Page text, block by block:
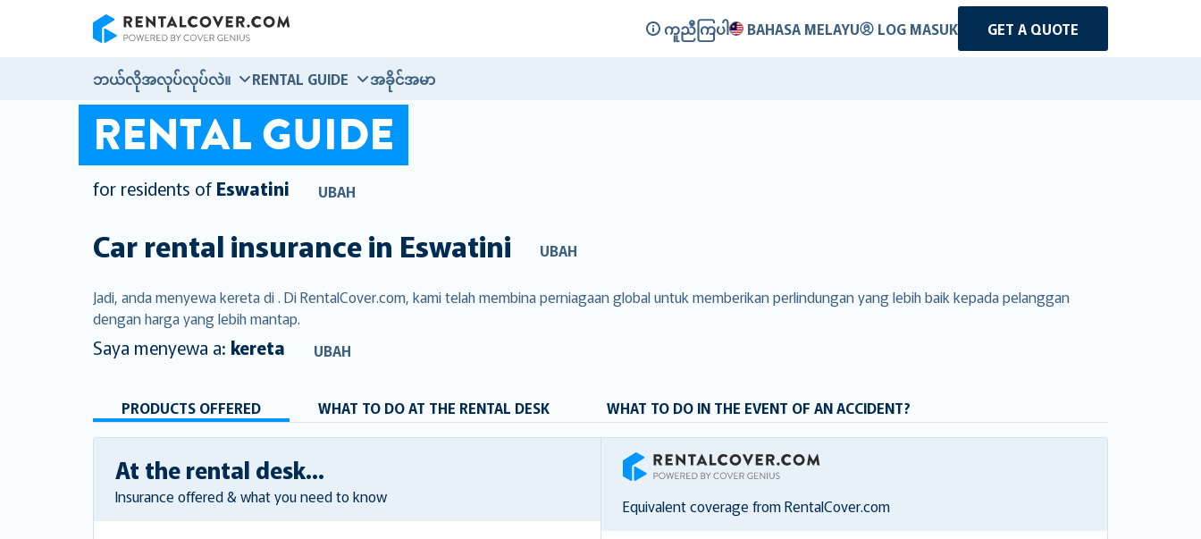
ကူညီကြပါ BAHASA MELAYU LOG MASUK GET A QUOTE
ဘယ်လိုအလုပ်လုပ်လဲ။ RENTAL GUIDE အခိုင်အမာ
RENTAL GUIDE
for residents of Eswatini UBAH
Car rental insurance in Eswatini UBAH
Jadi, anda menyewa kereta di . Di RentalCover.com, kami telah membina perniagaan global untuk memberikan perlindungan yang lebih baik kepada pelanggan
dengan harga yang lebih mantap.
Saya menyewa a: kereta UBAH
PRODUCTS OFFERED WHAT TO DO AT THE RENTAL DESK WHAT TO DO IN THE EVENT OF AN ACCIDENT?
At the rental desk...
Insurance offered & what you need to know RentalCover
Equivalent coverage from RentalCover.com